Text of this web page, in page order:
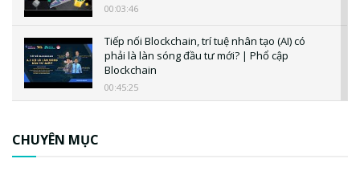
00:03:46
Tiếp nối Blockchain, trí tuệ nhân tạo (AI) có
phải là làn sóng đầu tư mới? | Phổ cập
Blockchain
00:45:25
CHUYÊN MỤC